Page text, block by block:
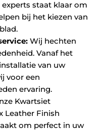
staat klaar om
bij het kiezen van
Wij hechten
Vanaf het
van uw
voor een
ervaring.
Kwartsiet
Leather Finish
om perfect in uw